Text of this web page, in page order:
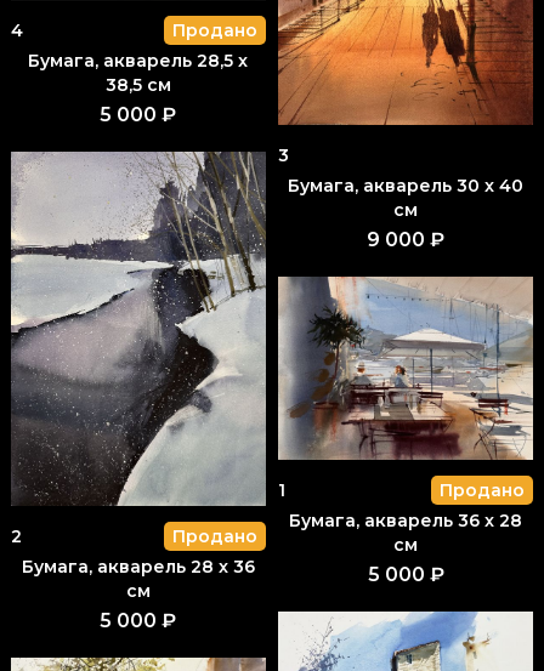
4
Продано
Бумага, акварель 28,5 x
38,5 см
5 000 ₽
2
Продано
Бумага, акварель 28 x 36
см
5 000 ₽
3
Бумага, акварель 30 x 40
см
9 000 ₽
1
Продано
Бумага, акварель 36 x 28
см
5 000 ₽